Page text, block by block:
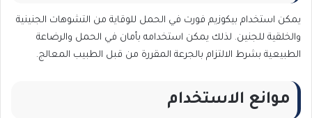
يمكن استخدام بيكوزيم فورت في الحمل للوقاية من التشوهات الجنينية
والخلقية للجنين. لذلك يمكن استخدامه بأمان في الحمل والرضاعة
الطبيعية بشرط الالتزام بالجرعة المقررة من قبل الطبيب المعالج.
موانع الاستخدام